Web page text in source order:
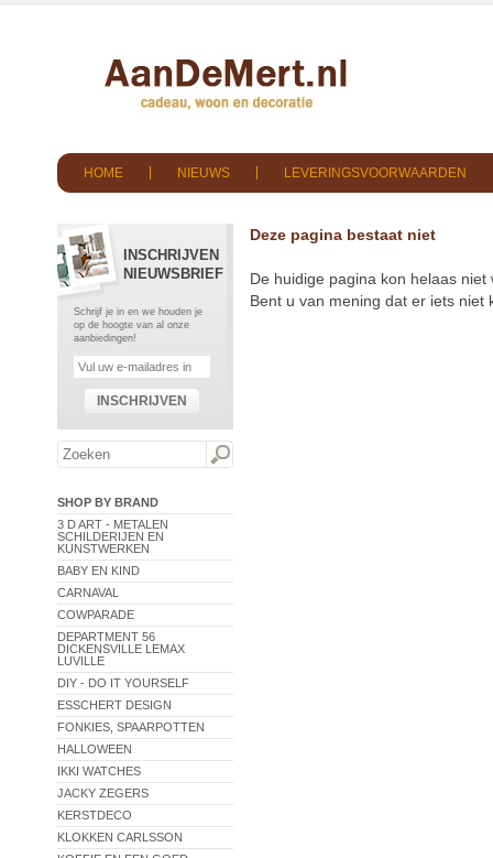
HOME NIEUWS LEVERINGSVOORWAARDEN
INSCHRIJVEN
NIEUWSBRIEF
Schrijf je in en we houden je
op de hoogte van al onze
aanbiedingen!
INSCHRIJVEN
SHOP BY BRAND
3 D ART - METALEN
SCHILDERIJEN EN
KUNSTWERKEN
BABY EN KIND
CARNAVAL
COWPARADE
DEPARTMENT 56
DICKENSVILLE LEMAX
LUVILLE
DIY - DO IT YOURSELF
ESSCHERT DESIGN
FONKIES, SPAARPOTTEN
HALLOWEEN
IKKI WATCHES
JACKY ZEGERS
KERSTDECO
KLOKKEN CARLSSON
Deze pagina bestaat niet
De huidige pagina kon helaas
Bent u van mening dat er iets